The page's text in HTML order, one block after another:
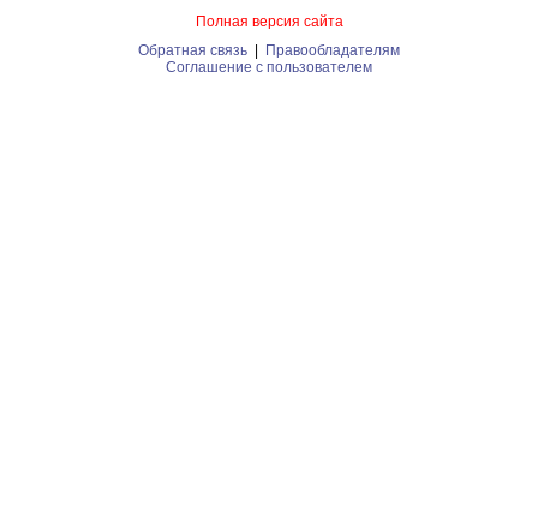
Полная версия сайта
Обратная связь
Правообладателям
Соглашение с пользователем